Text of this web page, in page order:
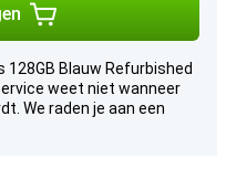
128GB Blauw Refurbished
weet niet wanneer
We raden je aan een